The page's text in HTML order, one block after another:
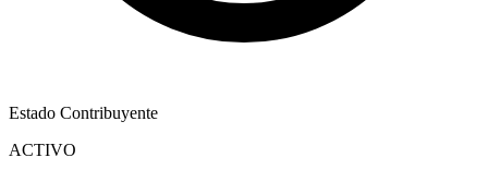
Estado Contribuyente
ACTIVO